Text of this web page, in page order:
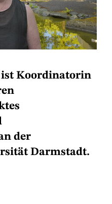
Koordinatorin
der
Darmstadt.